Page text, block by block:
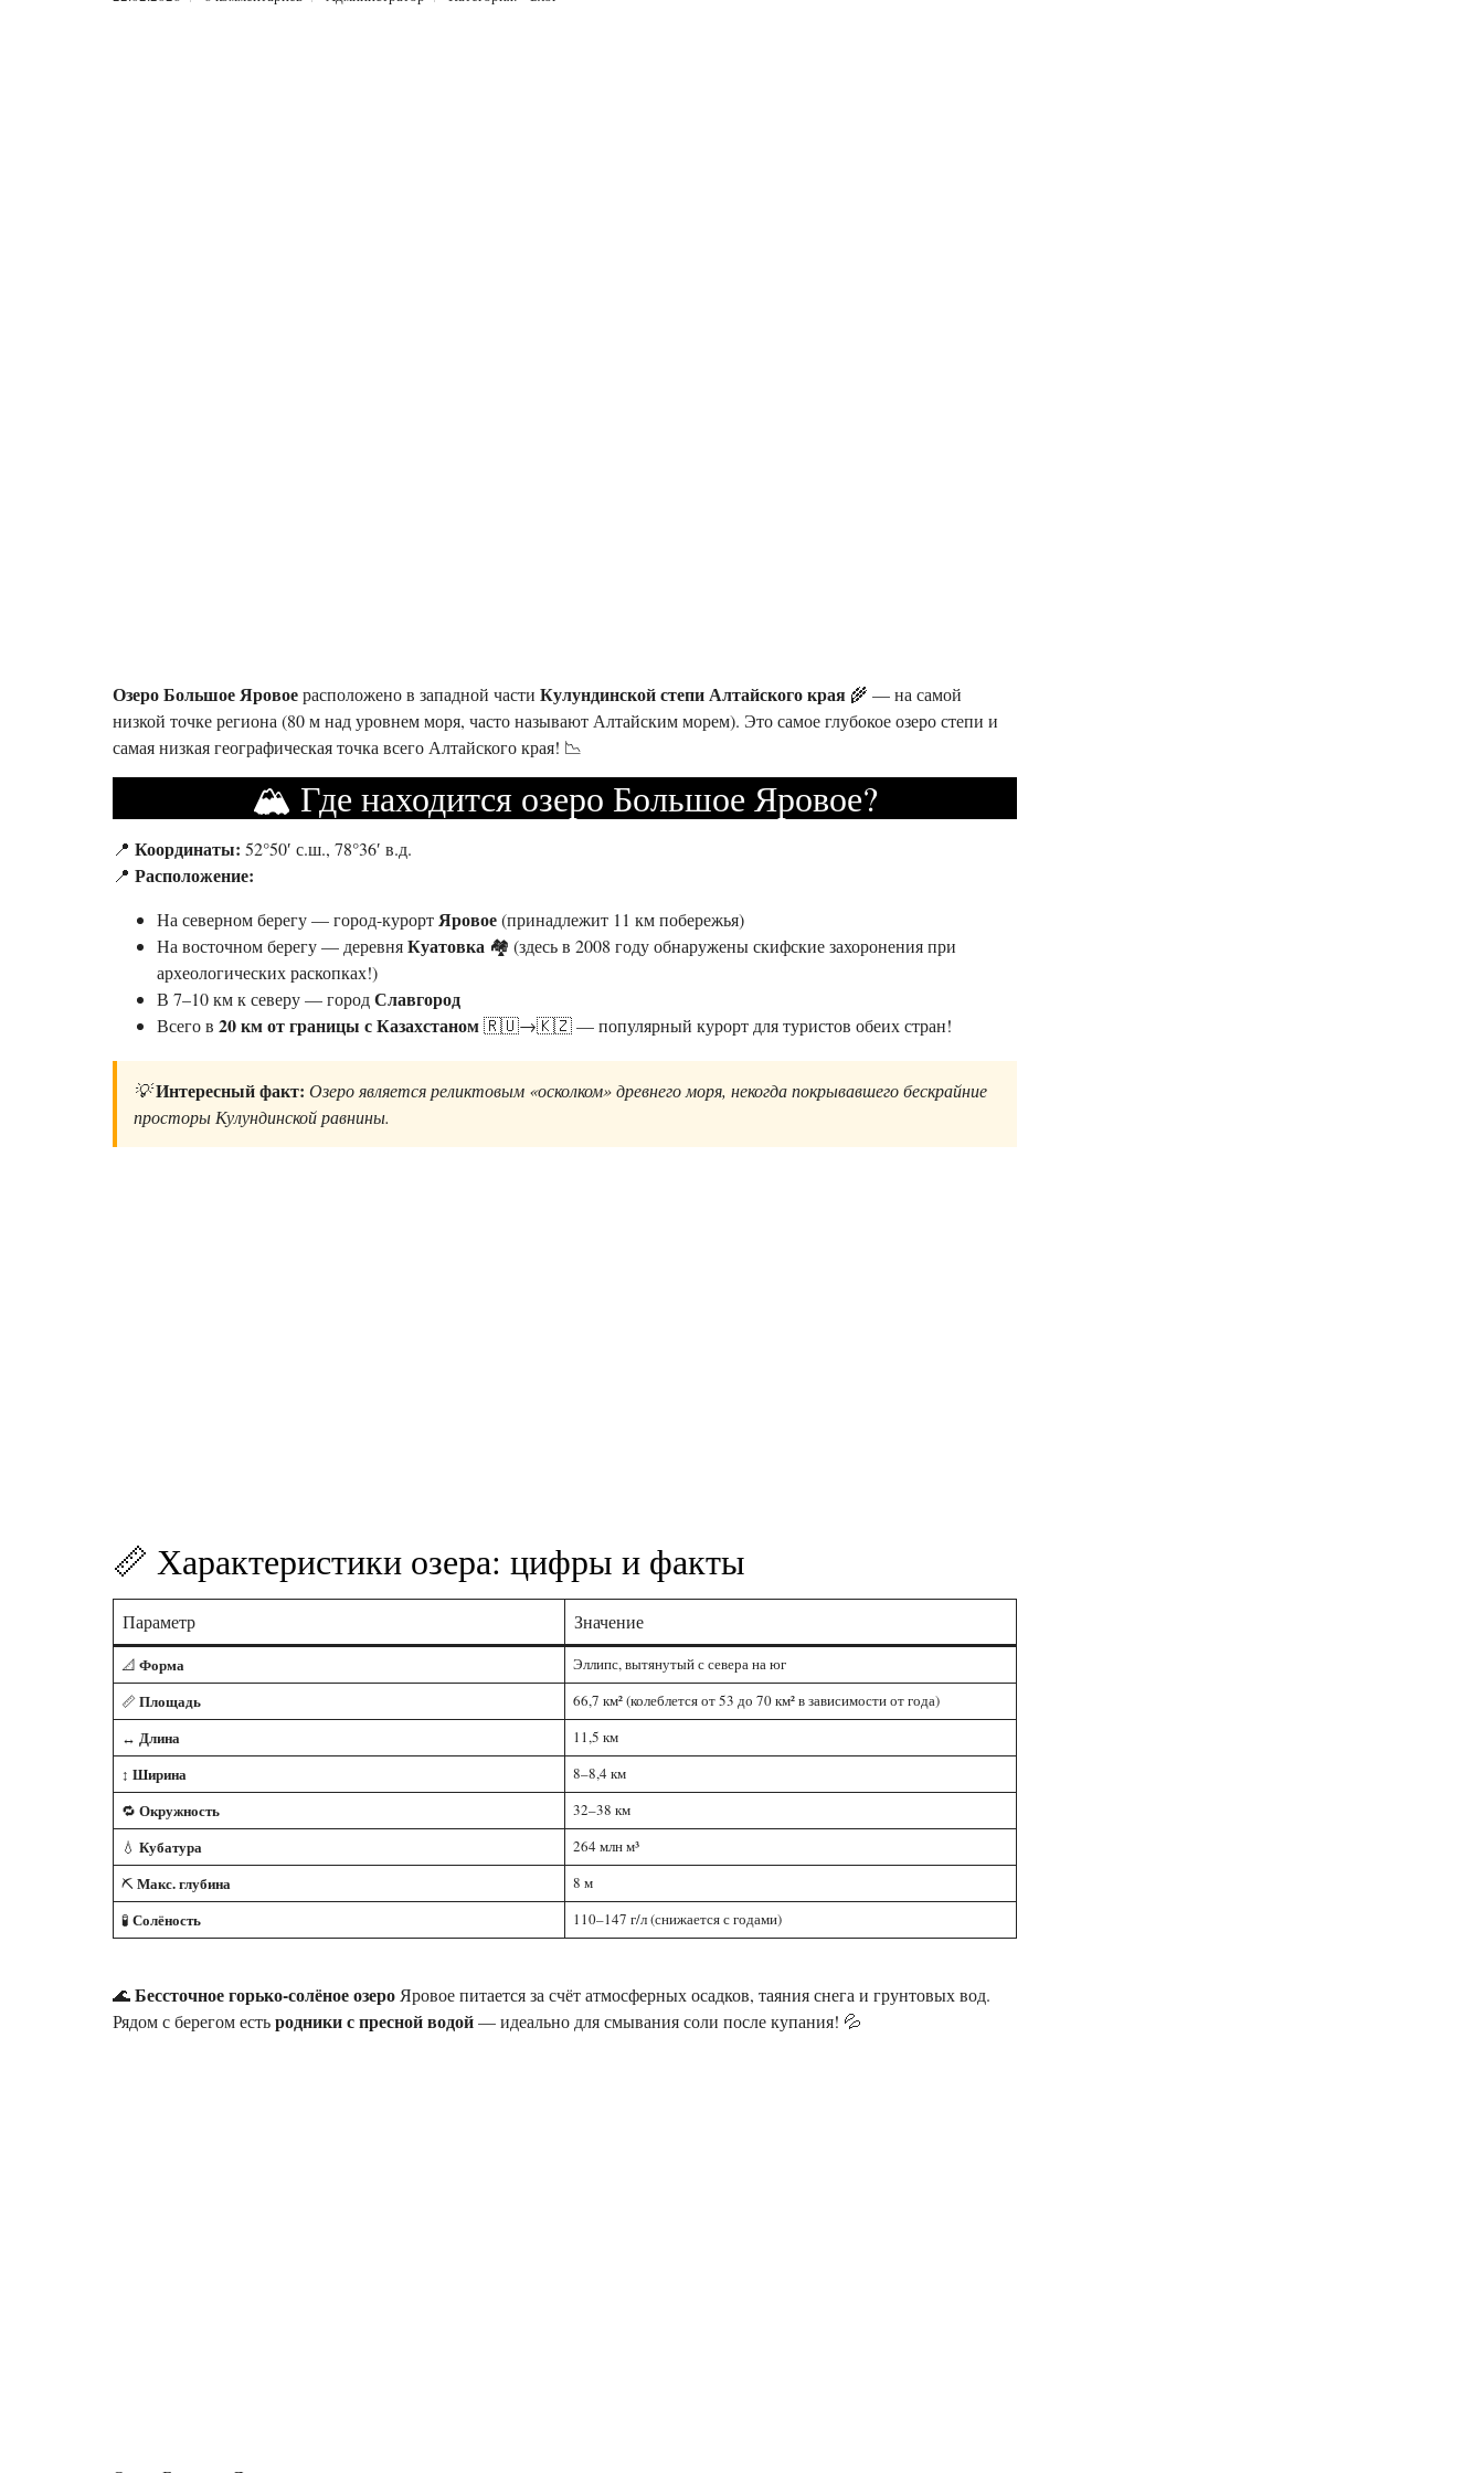
Озеро БольшоеЯровоерасположено в западной части Кулундинской степи Алтайского края 🌾 — на самой
низкой точке региона (80 м над уровнем моря, часто называют Алтайским морем). Это самое глубокое озеро степи и
самая низкая географическая точка всего Алтайского края! 📉
🏔️ Где находится озеро Большое Яровое?
📍 Координаты: 52°50′ с.ш., 78°36′ в.д.
📍 Расположение:
На северном берегу — город-курортЯровое(принадлежит 11 км побережья)
На восточном берегу — деревняКуатовка 🏘️ (здесь в 2008 году обнаружены скифские захоронения при
археологических раскопках!)
В 7–10 км к северу —городСлавгород
Всего в 20 км от границы с Казахстаном🇷🇺→🇰🇿 — популярный курорт для туристов обеих стран!
💡Интересный факт: Озеро является реликтовым «осколком» древнего моря, некогда покрывавшего бескрайние
просторы Кулундинской равнины.
📏 Характеристики озера: цифры и факты
Параметр Значение
📐 Форма
Эллипс, вытянутый с севера на юг
📏Площадь
66,7 км² (колеблется от 53 до 70 км² в зависимости от года)
↔️ Длина
11,5 км
↕️ Ширина
8–8,4 км
🔁 Окружность
32–38 км
💧 Кубатура
264 млн м³
⛏️Макс. глубина
8 м
🧪 Солёность 110–147 г/л (снижается с годами)
🌊Бессточное горько-солёное озероЯровое питается за счёт атмосферных осадков, таяния снега и грунтовых вод.
Рядом с берегом естьродники с пресной водой— идеально для смывания соли после купания! 💦